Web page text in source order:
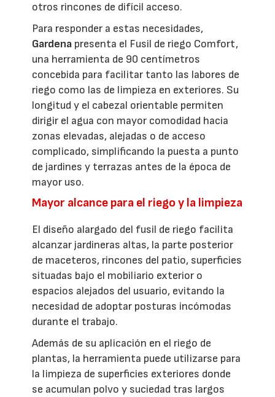
otros rincones de difícil acceso.
Para responder a estas necesidades,
Gardena presenta el Fusil de riego Comfort,
una herramienta de 90 centímetros
concebida para facilitar tanto las labores de
riego como las de limpieza en exteriores. Su
longitud y el cabezal orientable permiten
dirigir el agua con mayor comodidad hacia
zonas elevadas, alejadas o de acceso
complicado, simplificando la puesta a punto
de jardines y terrazas antes de la época de
mayor uso.
Mayor alcance para el riego y la limpieza
El diseño alargado del fusil de riego facilita
alcanzar jardineras altas, la parte posterior
de maceteros, rincones del patio, superficies
situadas bajo el mobiliario exterior o
espacios alejados del usuario, evitando la
necesidad de adoptar posturas incómodas
durante el trabajo.
Además de su aplicación en el riego de
plantas, la herramienta puede utilizarse para
la limpieza de superficies exteriores donde
se acumulan polvo y suciedad tras largos